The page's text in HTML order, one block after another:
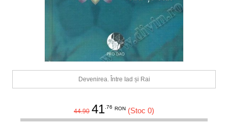
Devenirea. Între Iad și Rai
44.90 41.76 RON (Stoc 0)